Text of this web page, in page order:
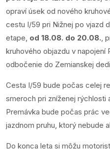
opraví úsek od nového
cestu I/59 pri Nižnej po vjazd
etape, od 18.08. do 20.08. ,
kruhového objazdu v napojení
odbočenie do Zemianskej
Cesta I/59 bude počas celej
smeroch pri zníženej rýchlosti
Premávka bude počas prác
jazdnom pruhu, ktorý nebude
Do konca leta si môžu